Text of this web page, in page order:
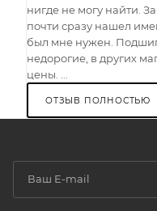
нигде не могу найти.
почти сразу нашел
был мне нужен.
недорогие, в других
цены. ...
ОТЗЫВ ПОЛНОСТЬЮ